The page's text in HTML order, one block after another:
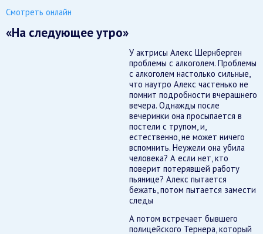
Смотреть онлайн
«На следующее утро»
У актрисы Алекс Шернберген
проблемы с алкоголем. Проблемы
с алкоголем настолько сильные,
что наутро Алекс частенько не
помнит подробности вчерашнего
вечера. Однажды после
вечеринки она просыпается в
постели с трупом, и,
естественно, не может ничего
вспомнить. Неужели она убила
человека? А если нет, кто
поверит потерявшей работу
пьянице? Алекс пытается
бежать, потом пытается замести
следы
А потом встречает бывшего
полицейского Тернера, который